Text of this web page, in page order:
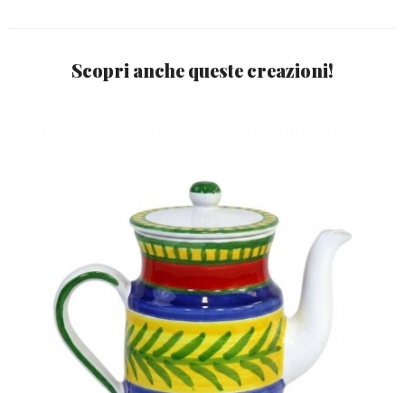
Scopri anche queste creazioni!